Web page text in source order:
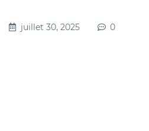
juillet 30, 2025 0